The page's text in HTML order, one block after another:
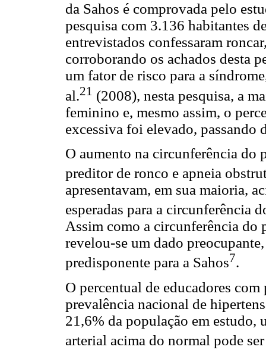
da Sahos é comprovada pelo
pesquisa com 3.136 habitantes
entrevistados confessaram
corroborando os achados desta
um fator de risco para a
al.21 (2008), nesta pesquisa, a
feminino e, mesmo assim, o
excessiva foi elevado, passando
O aumento na circunferência do
preditor de ronco e apneia
apresentavam, em sua maioria,
esperadas para a circunferência
Assim como a circunferência do
revelou-se um dado
predisponente para a Sahos7.
O percentual de educadores
prevalência nacional de
21,6% da população em estudo,
arterial acima do normal pode